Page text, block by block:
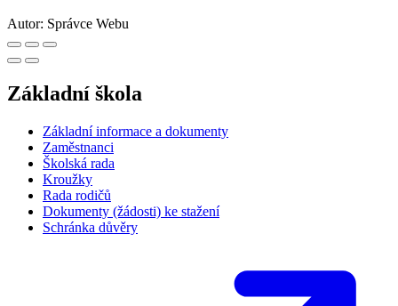
Autor: Správce Webu
Základní škola
Základní informace a dokumenty
Zaměstnanci
Školská rada
Kroužky
Rada rodičů
Dokumenty (žádosti) ke stažení
Schránka důvěry